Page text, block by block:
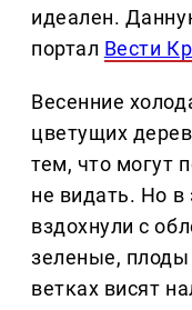
идеален.
портал Вести
Весенние
цветущих
тем, что могут
не видать. Но в
вздохнули с
зеленые, плоды
ветках висят